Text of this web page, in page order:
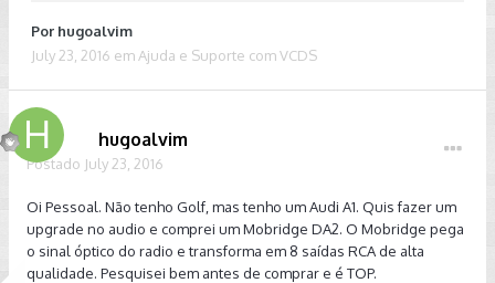
Por hugoalvim
July 23, 2016 em Ajuda e Suporte com VCDS
hugoalvim
Postado July 23, 2016
Oi Pessoal. Não tenho Golf, mas tenho um Audi A1. Quis fazer um
upgrade no audio e comprei um Mobridge DA2. O Mobridge pega
o sinal óptico do radio e transforma em 8 saídas RCA de alta
qualidade. Pesquisei bem antes de comprar e é TOP.